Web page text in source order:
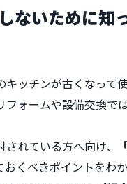
ないために知
ッチンが古くなっ
ォームや設備交換で
れている方へ向け、
おくべきポイントをわ